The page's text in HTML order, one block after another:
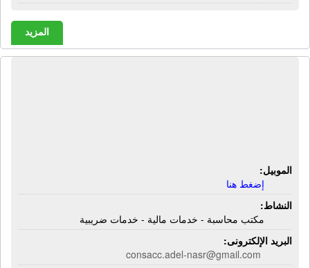
المزيد
الموبيل:
إضغط هنا
النشاط:
مكتب محاسبة - خدمات مالية - خدمات ضريبية
البريد الإلكترونى:
consacc.adel-nasr@gmail.com